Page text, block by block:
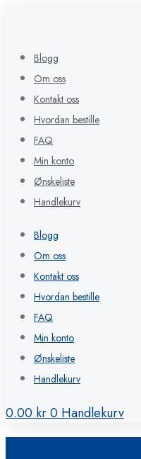
Blogg
Om oss
Kontakt oss
Hvordan bestille
FAQ
Min konto
Ønskeliste
Handlekurv
Blogg
Om oss
Kontakt oss
Hvordan bestille
FAQ
Min konto
Ønskeliste
Handlekurv
0.00kr0Handlekurv